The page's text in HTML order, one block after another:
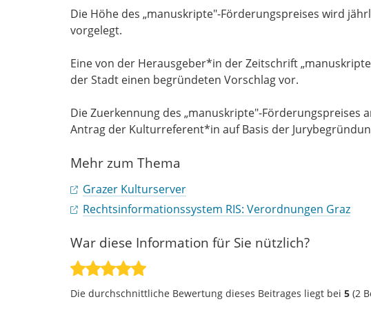
Die Höhe des „manuskripte"-Förderungspreises wird
vorgelegt.
Eine von der Herausgeber*in der Zeitschrift
der Stadt einen begründeten Vorschlag vor.
Die Zuerkennung des „manuskripte"-
Antrag der Kulturreferent*in auf Basis der
Mehr zum Thema
Grazer Kulturserver
Rechtsinformationssystem RIS: Verordnungen Graz
War diese Information für Sie nützlich?
Die durchschnittliche Bewertung dieses Beitrages liegt bei 5 (2